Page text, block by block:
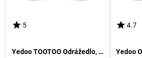
5
Yedoo TOOTOO Odrážedlo, oranžová
4.7